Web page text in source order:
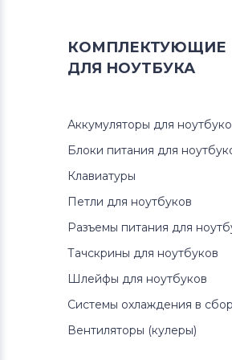
Блоки питания для
Блоки питания для
LTV
Dell
Блоки питания для
Блоки питания для
КОМПЛЕКТУЮЩИЕ
ДЛЯ НОУТБУКА
Аккумуляторы для
Блоки питания для
Клавиатуры
Петли для ноутбуков
Разъемы питания для
Тачскрины для ноутбуков
Шлейфы для ноутбуков
Системы охлаждения в
Вентиляторы (кулеры)